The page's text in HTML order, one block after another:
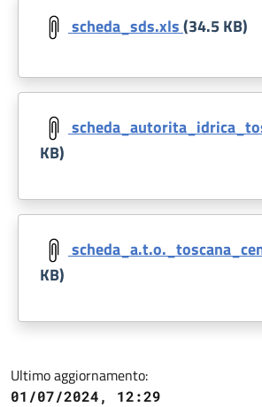
scheda_sds.xls(34.5 KB)
KB)
KB)
Ultimo aggiornamento:
01/07/2024, 12:29